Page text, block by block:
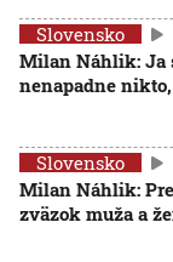
Slovensko
Milan Náhlik: Ja
nenapadne
Slovensko
Milan Náhlik:
zväzok muža a